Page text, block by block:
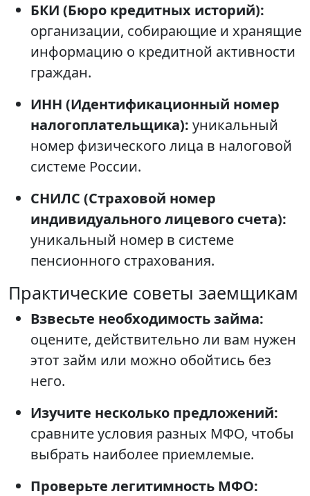
БКИ (Бюро кредитных историй):
организации, собирающие и хранящие
информацию о кредитной активности
граждан.
ИНН (Идентификационный номер
налогоплательщика): уникальный
номер физического лица в налоговой
системе России.
СНИЛС (Страховой номер
индивидуального лицевого счета):
уникальный номер в системе
пенсионного страхования.
Практические советы заемщикам
Взвесьте необходимость займа:
оцените, действительно ли вам нужен
этот займ или можно обойтись без
него.
Изучите несколько предложений:
сравните условия разных МФО, чтобы
выбрать наиболее приемлемые.
Проверьте легитимность МФО: